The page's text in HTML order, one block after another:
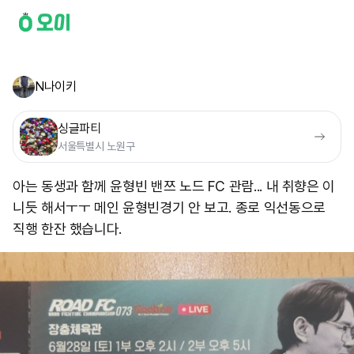
N나이키
싱글파티
서울특별시 노원구
아는 동생과 함께 윤형빈 밴쯔 노드 FC 관람... 내 취향은 이
니듯 해서ㅜㅜ 메인 윤형빈경기 안 보고. 종로 익선동으로
직행 한잔 했습니다.